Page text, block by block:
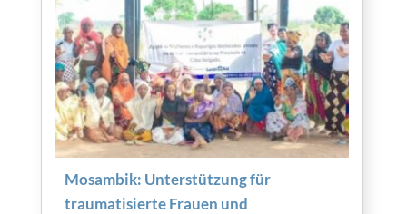
Mosambik: Unterstützung für
traumatisierte Frauen und